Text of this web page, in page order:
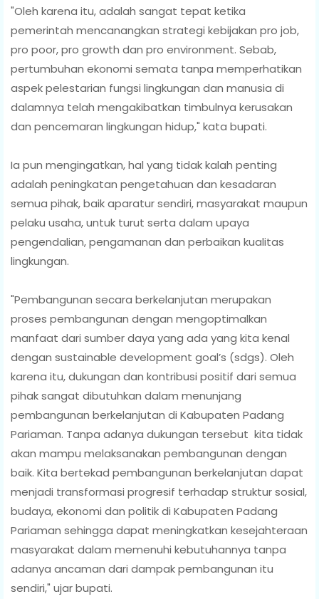
"Oleh karena itu, adalah sangat tepat ketika
pemerintah mencanangkan strategi kebijakan pro job,
pro poor, pro growth dan pro environment. Sebab,
pertumbuhan ekonomi semata tanpa memperhatikan
aspek pelestarian fungsi lingkungan dan manusia di
dalamnya telah mengakibatkan timbulnya kerusakan
dan pencemaran lingkungan hidup," kata bupati.
Ia pun mengingatkan, hal yang tidak kalah penting
adalah peningkatan pengetahuan dan kesadaran
semua pihak, baik aparatur sendiri, masyarakat maupun
pelaku usaha, untuk turut serta dalam upaya
pengendalian, pengamanan dan perbaikan kualitas
lingkungan.
"Pembangunan secara berkelanjutan merupakan
proses pembangunan dengan mengoptimalkan
manfaat dari sumber daya yang ada yang kita kenal
dengan sustainable development goal’s (sdgs). Oleh
karena itu, dukungan dan kontribusi positif dari semua
pihak sangat dibutuhkan dalam menunjang
pembangunan berkelanjutan di Kabupaten Padang
Pariaman. Tanpa adanya dukungan tersebut kita tidak
akan mampu melaksanakan pembangunan dengan
baik. Kita bertekad pembangunan berkelanjutan dapat
menjadi transformasi progresif terhadap struktur sosial,
budaya, ekonomi dan politik di Kabupaten Padang
Pariaman sehingga dapat meningkatkan kesejahteraan
masyarakat dalam memenuhi kebutuhannya tanpa
adanya ancaman dari dampak pembangunan itu
sendiri," ujar bupati.